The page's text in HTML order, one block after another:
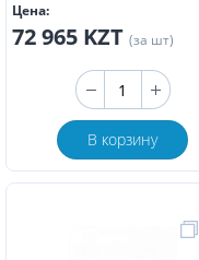
Цена:
72 965 KZT (за шт)
В корзину